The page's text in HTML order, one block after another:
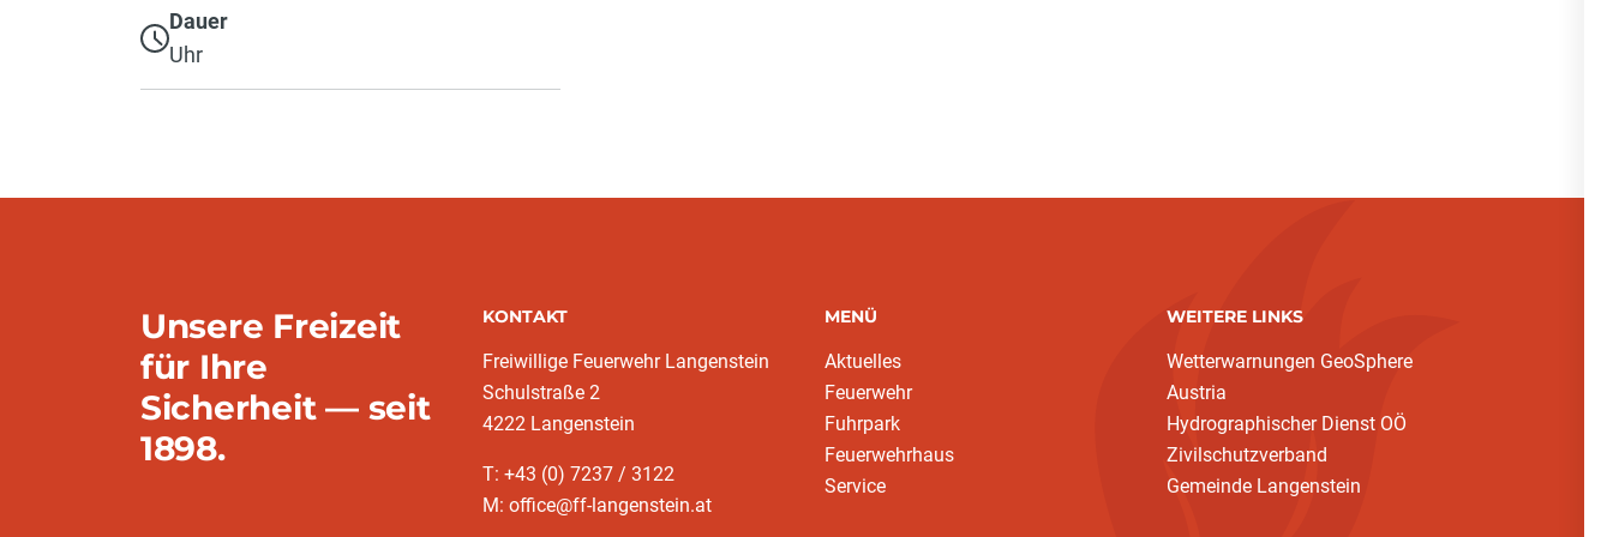
Dauer
Uhr
Unsere Freizeit
für Ihre
Sicherheit — seit
1898.
KONTAKT
Freiwillige Feuerwehr Langenstein
Schulstraße 2
4222 Langenstein
T: +43 (0) 7237 / 3122
M: office@ff-langenstein.at
MENÜ
Aktuelles
Feuerwehr
Fuhrpark
Feuerwehrhaus
Service
WEITERE LINKS
Wetterwarnungen GeoSphere
Austria
Hydrographischer Dienst OÖ
Zivilschutzverband
Gemeinde Langenstein